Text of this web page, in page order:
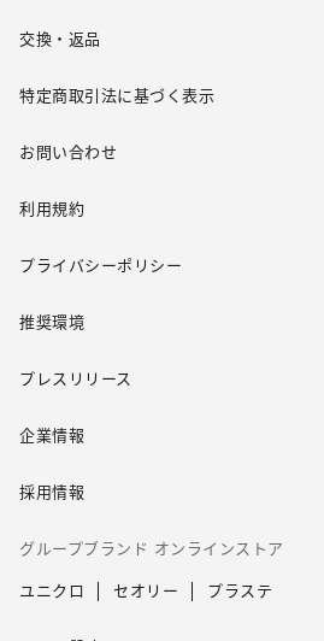
交換・返品
特定商取引法に基づく表示
お問い合わせ
利用規約
プライバシーポリシー
推奨環境
プレスリリース
企業情報
採用情報
グループブランド オンラインストア
ユニクロ セオリー プラステ